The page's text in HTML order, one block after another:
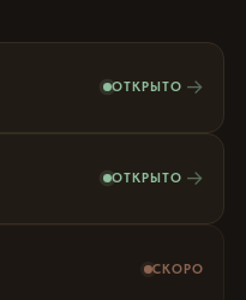
ОТКРЫТО →
ОТКРЫТО →
СКОРО